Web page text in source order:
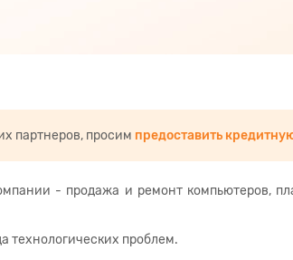
партнеров, просим предоставить
- продажа и ремонт компьютеров,
технологических проблем.